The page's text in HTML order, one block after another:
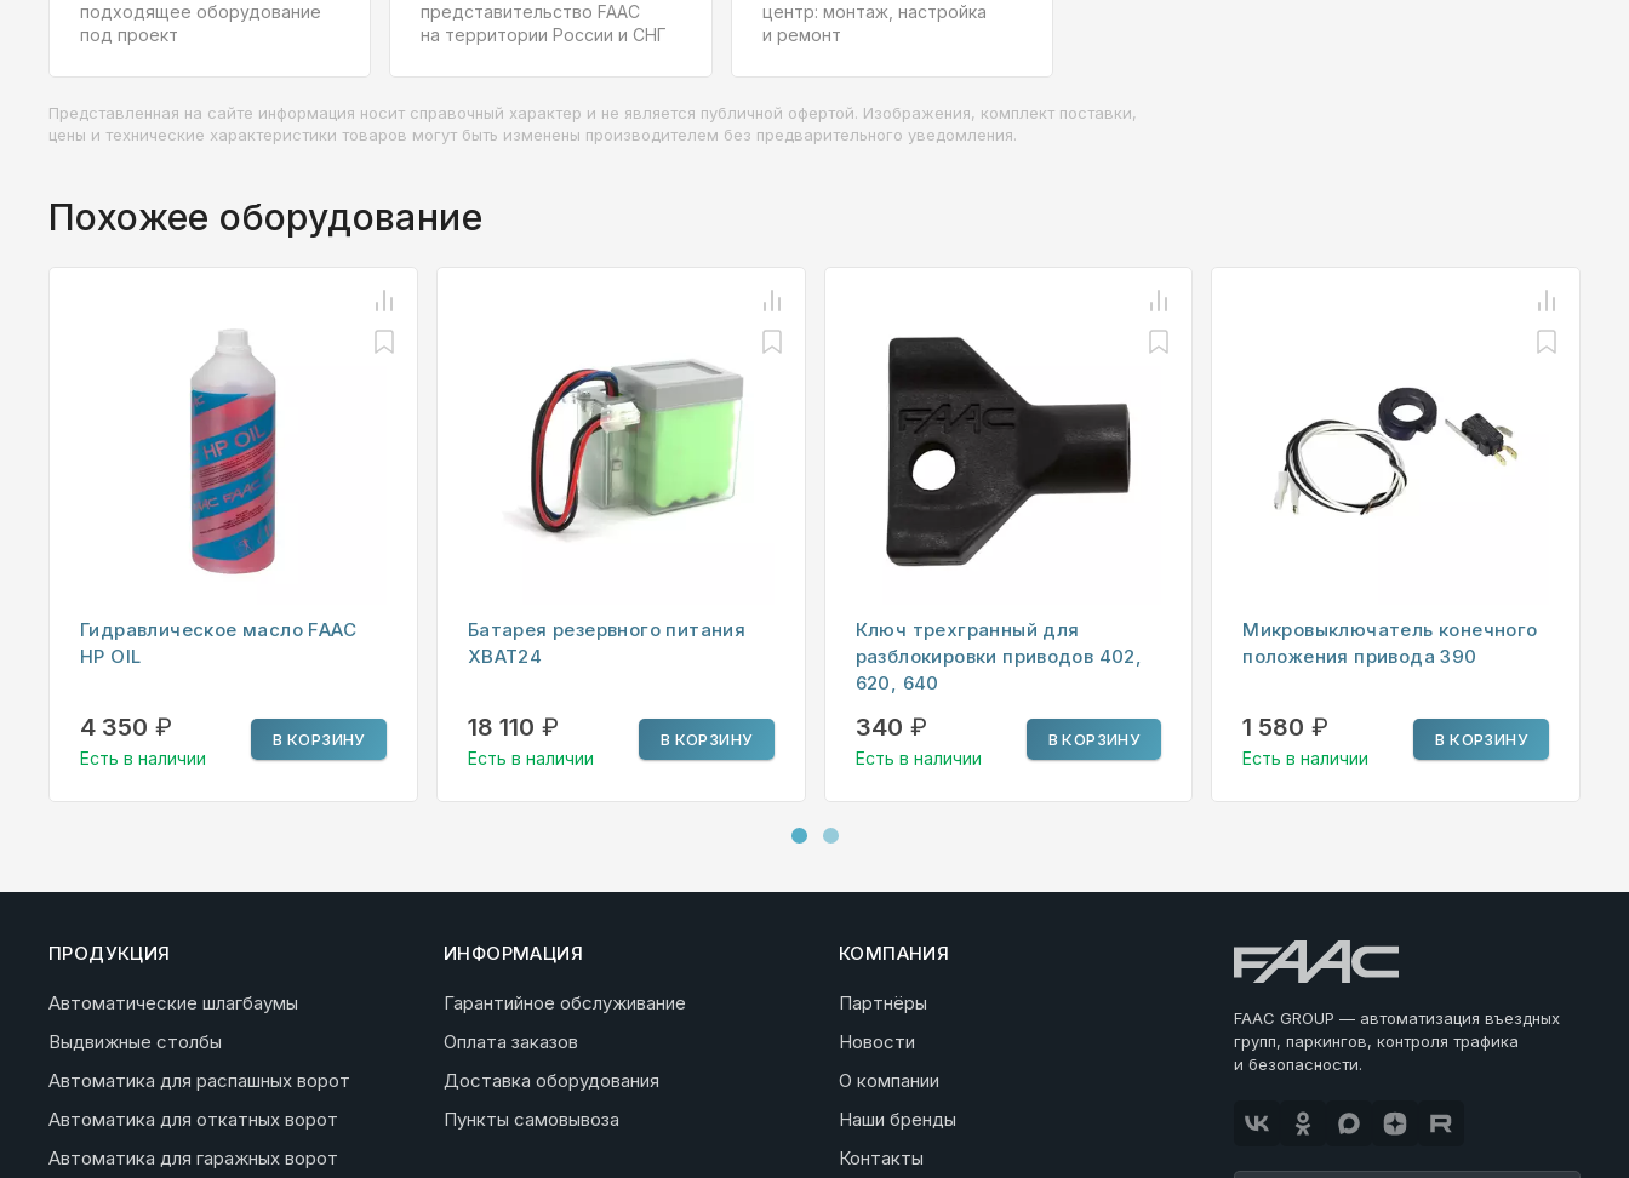
подходящее оборудование
под проект
представительство FAAC
на территории России и СНГ
центр: монтаж, настройка
и ремонт
Представленная на сайте информация носит справочный характер и не является публичной офертой. Изображения, комплект поставки,
цены и технические характеристики товаров могут быть изменены производителем без предварительного уведомления.
Похожее оборудование
Гидравлическое масло FAAC
HP OIL
4 350 ₽
Есть в наличии
В КОРЗИНУ
Батарея резервного питания
XBAT24
18 110 ₽
Есть в наличии
В КОРЗИНУ
Ключ трехгранный для
разблокировки приводов 402,
620, 640
340 ₽
Есть в наличии
В КОРЗИНУ
Микровыключатель конечного
положения привода 390
1 580 ₽
Есть в наличии
В КОРЗИНУ
ПРОДУКЦИЯ
Автоматические шлагбаумы
Выдвижные столбы
Автоматика для распашных ворот
Автоматика для откатных ворот
Автоматика для гаражных ворот
ИНФОРМАЦИЯ
Гарантийное обслуживание
Оплата заказов
Доставка оборудования
Пункты самовывоза
КОМПАНИЯ
Партнёры
Новости
О компании
Наши бренды
Контакты
FAAC GROUP — автоматизация въездных
групп, паркингов, контроля трафика
и безопасности.